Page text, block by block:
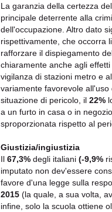
La garanzia della certezza
principale deterrente alla
dell'occupazione. Altro dato
rispettivamente, che occorra
rafforzare il dispiegamento
chiaramente anche agli
vigilanza di stazioni metro e
variamente favorevole
situazione di pericolo, il 22%
a un furto in casa o in
sproporzionata rispetto al
Giustizia/ingiustizia
Il 67,3% degli italiani (-9,9%
imputato non dev'essere
favore d'una legge sulla
2015 (la quale, a sua volta,
infine, solo la scuola ottiene